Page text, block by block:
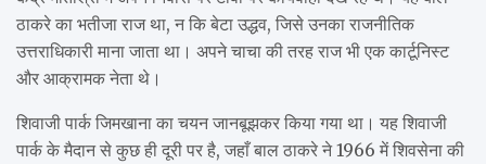
ठाकरे का भतीजा राज था, न कि बेटा उद्धव, जिसे उनका राजनीतिक
उत्तराधिकारी माना जाता था। अपने चाचा की तरह राज भी एक कार्टूनिस्ट
और आक्रामक नेता थे।
शिवाजी पार्क जिमखाना का चयन जानबूझकर किया गया था। यह शिवाजी
पार्क के मैदान से कुछ ही दूरी पर है, जहाँ बाल ठाकरे ने 1966 में शिवसेना की